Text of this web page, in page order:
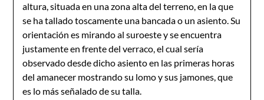
altura, situada en una zona alta del terreno, en la que
se ha tallado toscamente una bancada o un asiento. Su
orientación es mirando al suroeste y se encuentra
justamente en frente del verraco, el cual sería
observado desde dicho asiento en las primeras horas
del amanecer mostrando su lomo y sus jamones, que
es lo más señalado de su talla.